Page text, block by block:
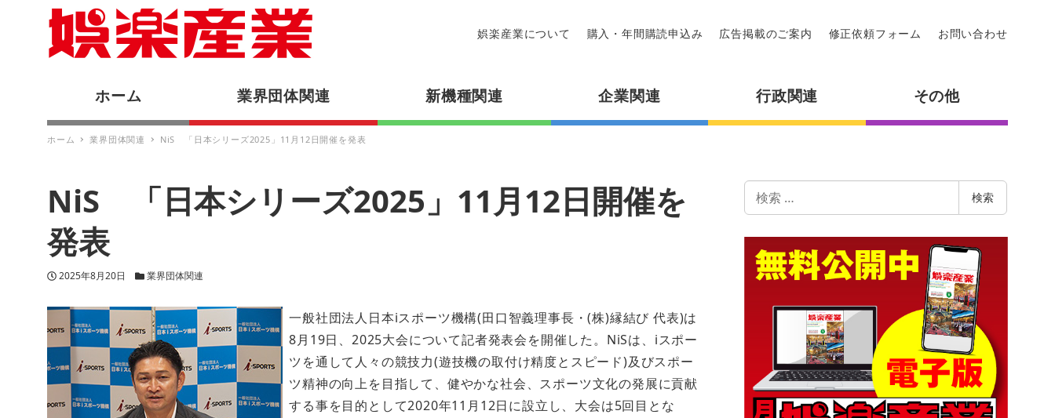
娯楽産業について 購入・年間購読申込み 広告掲載のご案内 修正依頼フォーム お問い合わせ
ホーム 業界団体関連 新機種関連 企業関連 行政関連 その他
ホーム 業界団体関連 NiS 「日本シリーズ2025」11月12日開催を発表
NiS 「日本シリーズ2025」11月12日開催を
発表
投稿日
2025年8月20日 カテゴリー
業界団体関連
一般社団法人日本iスポーツ機構(田口智義理事長・(株)縁結び 代表)は
8月19日、2025大会について記者発表会を開催した。NiSは、iスポー
ツを通して人々の競技力(遊技機の取付け精度とスピード)及びスポー
ツ精神の向上を目指して、健やかな社会、スポーツ文化の発展に貢献
する事を目的として2020年11月12日に設立し、大会は5回目とな
索
検索